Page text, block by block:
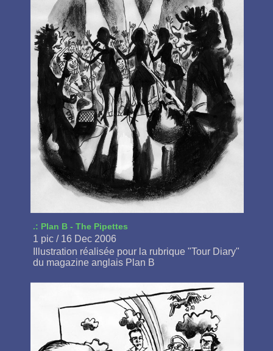
.: Plan B - The Pipettes
1 pic / 16 Dec 2006
Illustration réalisée pour la rubrique "Tour Diary"
du magazine anglais Plan B